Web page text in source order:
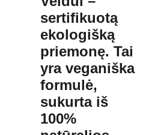
sertifikuotą
ekologišką
priemonę. Tai
yra veganiška
formulė,
sukurta iš
100%